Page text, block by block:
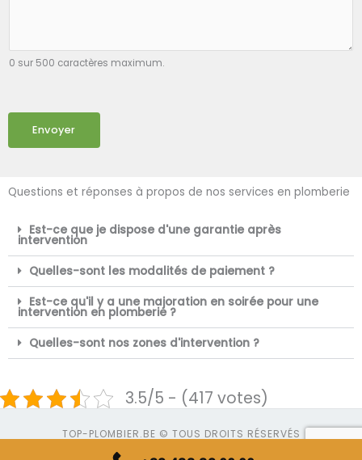
0 sur 500 caractères maximum.
Envoyer
Questions et réponses à propos de nos services en plomberie
Est-ce que je dispose d'une garantie après
intervention
Quelles-sont les modalités de paiement ?
Est-ce qu'il y a une majoration en soirée pour une
intervention en plomberie ?
Quelles-sont nos zones d'intervention ?
3.5/5 - (417 votes)
TOP-PLOMBIER.BE © TOUS DROITS RÉSERVÉS